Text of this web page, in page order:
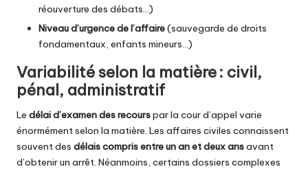
réouverture des débats…)
Niveau d’urgence de l’affaire(sauvegarde de droits
fondamentaux, enfants mineurs…)
Variabilité selon la matière : civil,
pénal, administratif
Le délai d’examen des recourspar la cour d’appel varie
énormément selon la matière. Les affaires civiles connaissent
souvent des délais compris entre un an et deux ansavant
d’obtenir un arrêt. Néanmoins, certains dossiers complexes